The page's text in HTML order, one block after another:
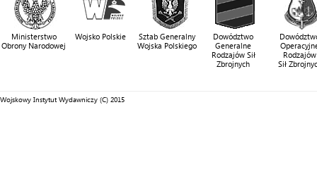
Ministerstwo
Obrony Narodowej
Wojsko Polskie
Sztab Generalny
Wojska Polskiego
Dowództwo
Generalne
Rodzajów Sił
Zbrojnych
Rodzajów
Sił
Wojskowy Instytut Wydawniczy (C) 2015